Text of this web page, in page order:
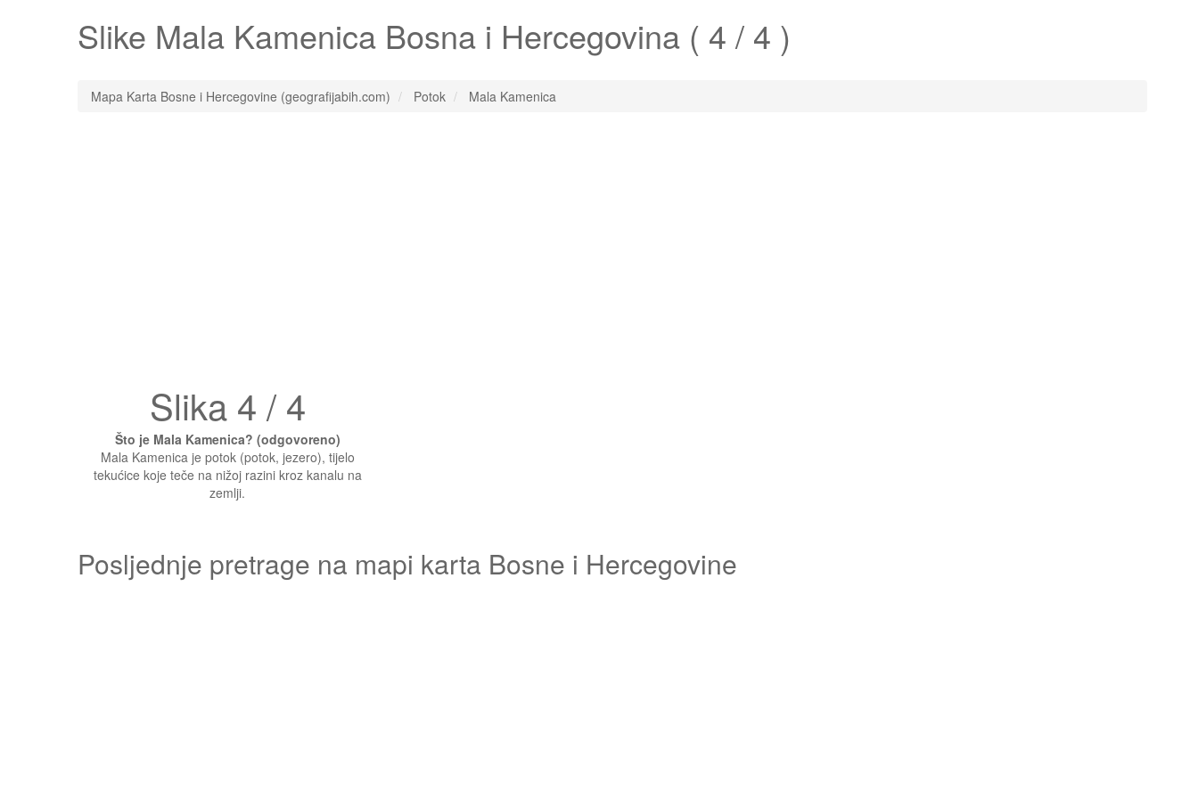
Slike Mala Kamenica Bosna i Hercegovina ( 4 / 4 )
Mapa Karta Bosne i Hercegovine (geografijabih.com) Potok Mala Kamenica
Slika 4 / 4
Što je Mala Kamenica? (odgovoreno)
Mala Kamenica je potok (potok, jezero), tijelo
tekućice koje teče na nižoj razini kroz kanalu na
zemlji.
Posljednje pretrage na mapi karta Bosne i Hercegovine